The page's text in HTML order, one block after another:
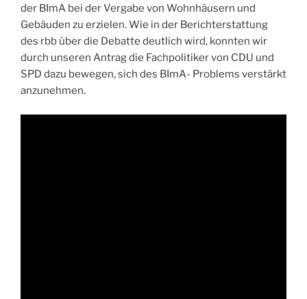
der BImA bei der Vergabe von Wohnhäusern und
Gebäuden zu erzielen. Wie in der Berichterstattung
des rbb über die Debatte deutlich wird, konnten wir
durch unseren Antrag die Fachpolitiker von CDU und
SPD dazu bewegen, sich des BImA- Problems verstärkt
anzunehmen.